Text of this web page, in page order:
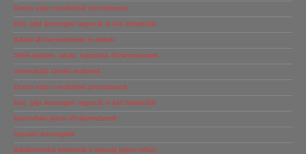
Dexion salgo csavarkötésű polcrendszerek
Kézi, gépi árumozgató targoncák és kézi hidraulikák
Raktári állványszerkezetek és elemek
Nehéz raklapos, raktári, logisztikai állványrendszerek
Automatizált tárolási rendszerek
Dexion salgo csavarkötésű polcrendszerek
Kézi, gépi árumozgató targoncák és kézi hidraulikák
Kapcsolható polcos állványrendszerek
Speciális árumozgatók
Raktártechnikai referenciák a teljesség igénye nélkül…